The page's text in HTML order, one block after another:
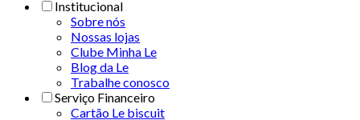
Institucional
Sobre nós
Nossas lojas
Clube Minha Le
Blog da Le
Trabalhe conosco
Serviço Financeiro
Cartão Le biscuit